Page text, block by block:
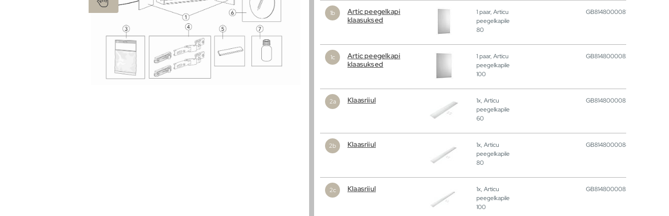
Artic peegelkapi
klaasuksed
1 paar, Articu
peegelkapile
80
GB8148000081
Artic peegelkapi
klaasuksed
1 paar, Articu
peegelkapile
100
GB8148000082
Klaasriiul
1x, Articu
peegelkapile
60
GB8148000083
Klaasriiul
1x, Articu
peegelkapile
80
GB8148000084
Klaasriiul
1x, Articu
peegelkapile
100
GB8148000085